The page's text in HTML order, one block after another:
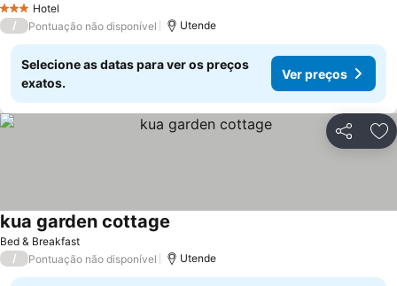
3 EstrelasHotel
/ Pontuação não disponível Utende
Selecione as datas para ver os preços
exatos.
Ver preços
Partilhar
Bed & Breakfast
kua garden cottage
/ Pontuação não disponível Utende